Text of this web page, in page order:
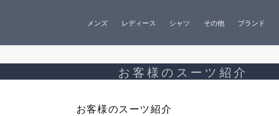
メンズ レディース シャツ その他 ブランド
お客様のスーツ紹介
お客様のスーツ紹介